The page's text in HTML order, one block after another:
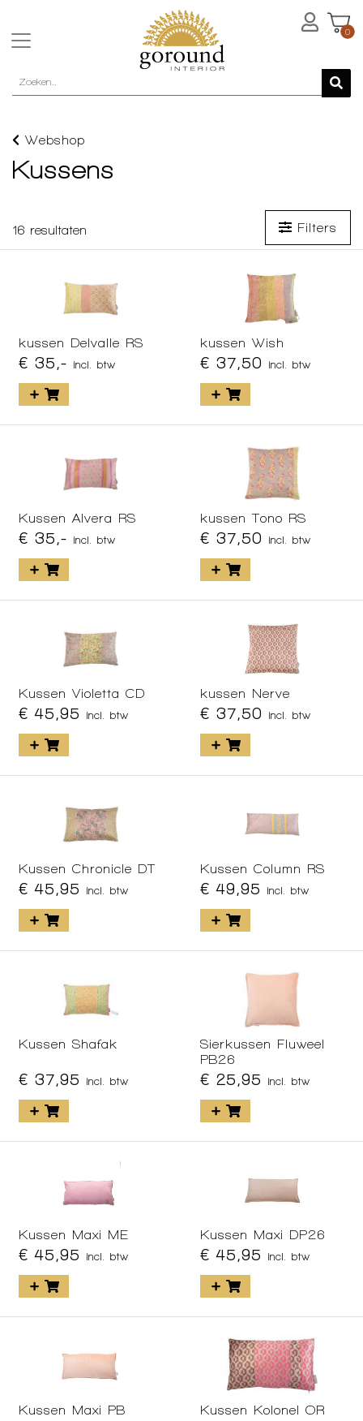
0
Webshop
Kussens
16 resultaten Filters
kussen Delvalle RS
€ 35,- incl. btw
kussen Wish
€ 37,50 incl. btw
Kussen Alvera RS
€ 35,- incl. btw
kussen Tono RS
€ 37,50 incl. btw
Kussen Violetta CD
€ 45,95 incl. btw
kussen Nerve
€ 37,50 incl. btw
Kussen Chronicle DT
€ 45,95 incl. btw
Kussen Column RS
€ 49,95 incl. btw
Kussen Shafak
€ 37,95 incl. btw
Sierkussen Fluweel
PB26
€ 25,95 incl. btw
Kussen Maxi ME
€ 45,95 incl. btw
Kussen Maxi DP26
€ 45,95 incl. btw
Kussen Maxi PB Kussen Kolonel OR